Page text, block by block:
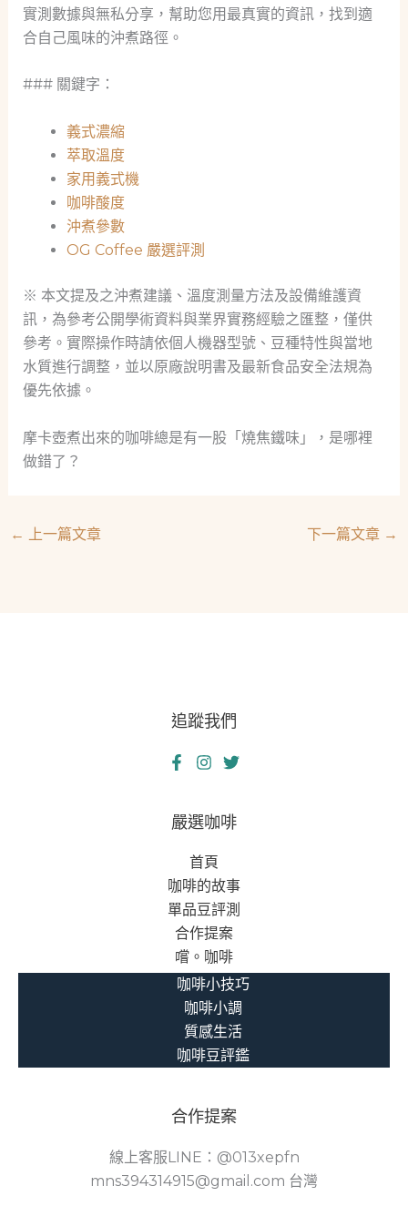
實測數據與無私分享，幫助您用最真實的資訊，找到適
合自己風味的沖煮路徑。
### 關鍵字：
義式濃縮
萃取溫度
家用義式機
咖啡酸度
沖煮參數
OG Coffee 嚴選評測
※ 本文提及之沖煮建議、溫度測量方法及設備維護資
訊，為參考公開學術資料與業界實務經驗之匯整，僅供
參考。實際操作時請依個人機器型號、豆種特性與當地
水質進行調整，並以原廠說明書及最新食品安全法規為
優先依據。
摩卡壺煮出來的咖啡總是有一股「燒焦鐵味」，是哪裡
做錯了？
← 上一篇文章 下一篇文章 →
追蹤我們
嚴選咖啡
首頁
咖啡的故事
單品豆評測
合作提案
嚐。咖啡
咖啡小技巧
咖啡小調
質感生活
咖啡豆評鑑
合作提案
線上客服LINE：@013xepfn
mns394314915@gmail.com 台灣